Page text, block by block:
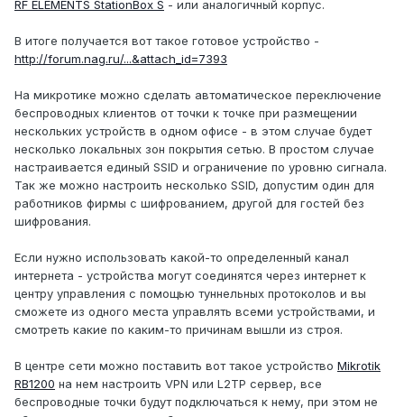
RF ELEMENTS StationBox S - или аналогичный корпус.
В итоге получается вот такое готовое устройство -
http://forum.nag.ru/...&attach_id=7393
На микротике можно сделать автоматическое переключение
беспроводных клиентов от точки к точке при размещении
нескольких устройств в одном офисе - в этом случае будет
несколько локальных зон покрытия сетью. В простом случае
настраивается единый SSID и ограничение по уровню сигнала.
Так же можно настроить несколько SSID, допустим один для
работников фирмы с шифрованием, другой для гостей без
шифрования.
Если нужно использовать какой-то определенный канал
интернета - устройства могут соединятся через интернет к
центру управления с помощью туннельных протоколов и вы
сможете из одного места управлять всеми устройствами, и
смотреть какие по каким-то причинам вышли из строя.
В центре сети можно поставить вот такое устройство Mikrotik
RB1200 на нем настроить VPN или L2TP сервер, все
беспроводные точки будут подключаться к нему, при этом не